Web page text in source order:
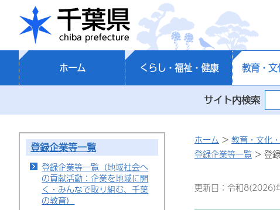
千葉県
ホーム くらし・福祉・健康 教育・
サイト内検索
登録企業等一覧
登録企業等一覧（地域社会へ
の貢献活動：企業を地域に開
く・みんなで取り組む、千葉
の教育）
ホーム > 教育・文化
登録企業等一覧 > 登
更新日：令和8(2026)